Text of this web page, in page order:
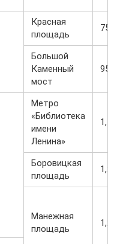
Красная
площадь
750
Большой
Каменный
мост
950
Метро
«Библиотека
имени
Ленина»
1,1
Боровицкая
площадь
1,2
Манежная
площадь
1,2